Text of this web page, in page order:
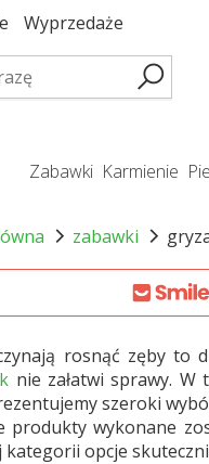
Wyprzedaże
zabawki karmienie
zabawki
rosnąć zęby to
nie załatwi sprawy.
szeroki
produkty wykonane
kategorii opcje